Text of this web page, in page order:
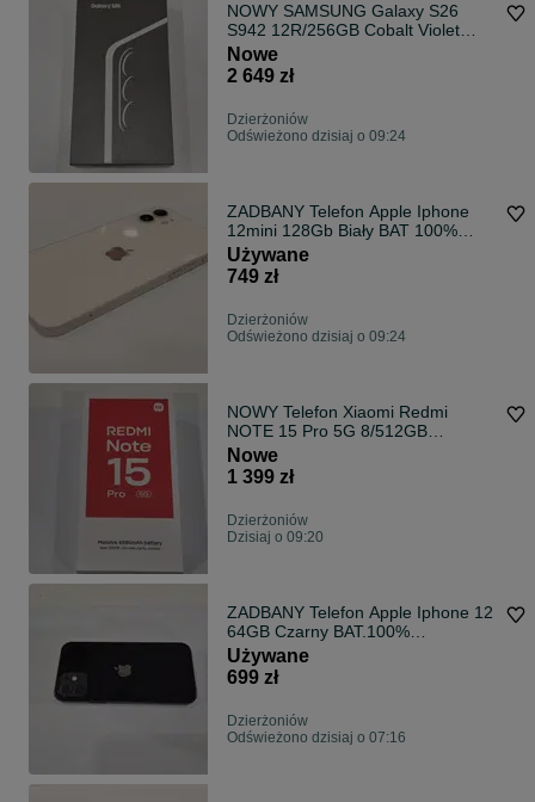
NOWY SAMSUNG Galaxy S26
S942 12R/256GB Cobalt Violet
DZIERŻONIÓW
Nowe
2 649 zł
Dzierżoniów
Odświeżono dzisiaj o 09:24
ZADBANY Telefon Apple Iphone
12mini 128Gb Biały BAT 100%
DZIERŻONIÓW
Używane
749 zł
Dzierżoniów
Odświeżono dzisiaj o 09:24
NOWY Telefon Xiaomi Redmi
NOTE 15 Pro 5G 8/512GB
Niebieski DZIERŻONIÓW
Nowe
1 399 zł
Dzierżoniów
Dzisiaj o 09:20
ZADBANY Telefon Apple Iphone 12
64GB Czarny BAT.100%
DZIERŻONIÓW
Używane
699 zł
Dzierżoniów
Odświeżono dzisiaj o 07:16